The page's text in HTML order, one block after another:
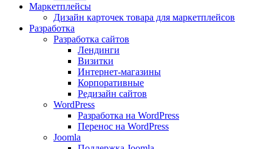
Маркетплейсы
Дизайн карточек товара для маркетплейсов
Разработка
Разработка сайтов
Лендинги
Визитки
Интернет-магазины
Корпоративные
Редизайн сайтов
WordPress
Разработка на WordPress
Перенос на WordPress
Joomla